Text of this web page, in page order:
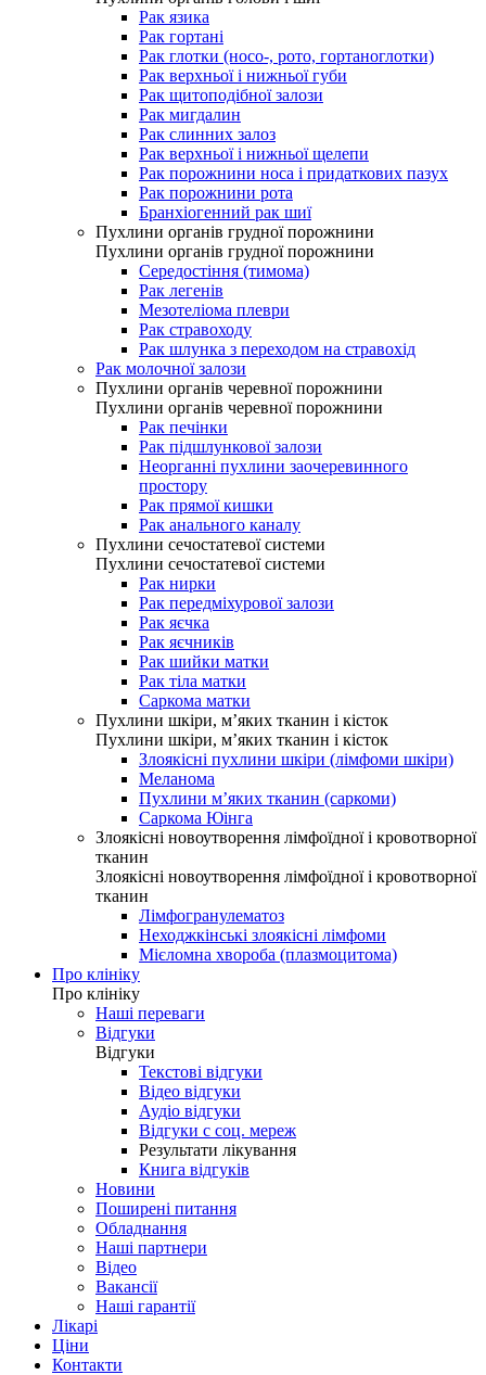
Рак язика
Рак гортані
Рак глотки (носо-, рото, гортаноглотки)
Рак верхньої і нижньої губи
Рак щитоподібної залози
Рак мигдалин
Рак слинних залоз
Рак верхньої і нижньої щелепи
Рак порожнини носа і придаткових пазух
Рак порожнини рота
Бранхіогенний рак шиї
Пухлини органів грудної порожнини
Пухлини органів грудної порожнини
Середостіння (тимома)
Рак легенів
Мезотеліома плеври
Рак стравоходу
Рак шлунка з переходом на стравохід
Рак молочної залози
Пухлини органів черевної порожнини
Пухлини органів черевної порожнини
Рак печінки
Рак підшлункової залози
Неорганні пухлини заочеревинного
простору
Рак прямої кишки
Рак анального каналу
Пухлини сечостатевої системи
Пухлини сечостатевої системи
Рак нирки
Рак передміхурової залози
Рак яєчка
Рак яєчників
Рак шийки матки
Рак тіла матки
Саркома матки
Пухлини шкіри, м’яких тканин і кісток
Пухлини шкіри, м’яких тканин і кісток
Злоякісні пухлини шкіри (лімфоми шкіри)
Меланома
Пухлини м’яких тканин (саркоми)
Саркома Юінга
Злоякісні новоутворення лімфоїдної і кровотворної
тканин
Злоякісні новоутворення лімфоїдної і кровотворної
тканин
Лімфогранулематоз
Неходжкінські злоякісні лімфоми
Мієломна хвороба (плазмоцитома)
Про клініку
Про клініку
Наші переваги
Відгуки
Відгуки
Текстові відгуки
Відео відгуки
Аудіо відгуки
Відгуки с соц. мереж
Результати лікування
Книга відгуків
Новини
Поширені питання
Обладнання
Наші партнери
Відео
Вакансії
Наші гарантії
Лікарі
Ціни
Контакти